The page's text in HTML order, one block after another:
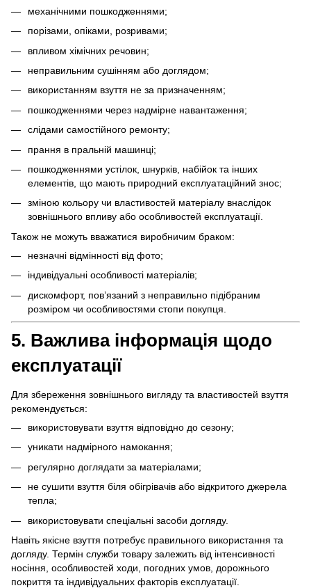
механічними пошкодженнями;
порізами, опіками, розривами;
впливом хімічних речовин;
неправильним сушінням або доглядом;
використанням взуття не за призначенням;
пошкодженнями через надмірне навантаження;
слідами самостійного ремонту;
прання в пральній машинці;
пошкодженнями устілок, шнурків, набійок та інших
елементів, що мають природний експлуатаційний знос;
зміною кольору чи властивостей матеріалу внаслідок
зовнішнього впливу або особливостей експлуатації.
Також не можуть вважатися виробничим браком:
незначні відмінності від фото;
індивідуальні особливості матеріалів;
дискомфорт, пов’язаний з неправильно підібраним
розміром чи особливостями стопи покупця.
5. Важлива інформація щодо
експлуатації
Для збереження зовнішнього вигляду та властивостей взуття
рекомендується:
використовувати взуття відповідно до сезону;
уникати надмірного намокання;
регулярно доглядати за матеріалами;
не сушити взуття біля обігрівачів або відкритого джерела
тепла;
використовувати спеціальні засоби догляду.
Навіть якісне взуття потребує правильного використання та
догляду. Термін служби товару залежить від інтенсивності
носіння, особливостей ходи, погодних умов, дорожнього
покриття та індивідуальних факторів експлуатації.